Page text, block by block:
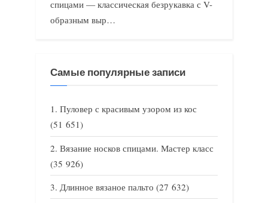
спицами — классическая безрукавка с V-
образным выр…
Самые популярные записи
Пуловер с красивым узором из кос
(51 651)
Вязание носков спицами. Мастер класс
(35 926)
Длинное вязаное пальто (27 632)